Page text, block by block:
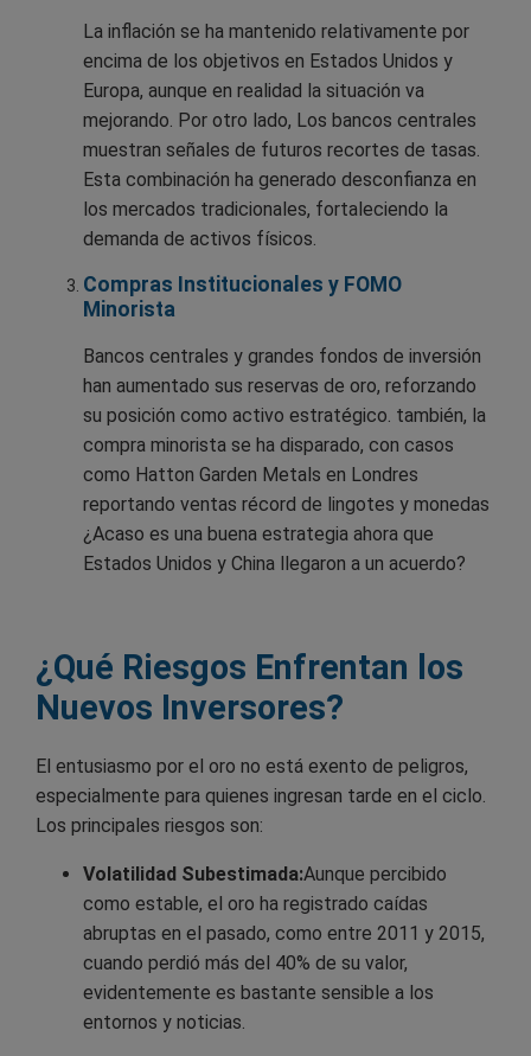
La inflación se ha mantenido relativamente por
encima de los objetivos en Estados Unidos y
Europa, aunque en realidad la situación va
mejorando. Por otro lado, Los bancos centrales
muestran señales de futuros recortes de tasas.
Esta combinación ha generado desconfianza en
los mercados tradicionales, fortaleciendo la
demanda de activos físicos.
Compras Institucionales y FOMO
Minorista
Bancos centrales y grandes fondos de inversión
han aumentado sus reservas de oro, reforzando
su posición como activo estratégico. también, la
compra minorista se ha disparado, con casos
como Hatton Garden Metals en Londres
reportando ventas récord de lingotes y monedas
¿Acaso es una buena estrategia ahora que
Estados Unidos y China llegaron a un acuerdo?
¿Qué Riesgos Enfrentan los
Nuevos Inversores?
El entusiasmo por el oro no está exento de peligros,
especialmente para quienes ingresan tarde en el ciclo.
Los principales riesgos son:
Volatilidad Subestimada:Aunque percibido
como estable, el oro ha registrado caídas
abruptas en el pasado, como entre 2011 y 2015,
cuando perdió más del 40% de su valor,
evidentemente es bastante sensible a los
entornos y noticias.